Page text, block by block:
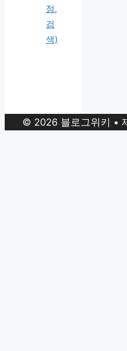
점,
검
색)
© 2026 블로그위키 •